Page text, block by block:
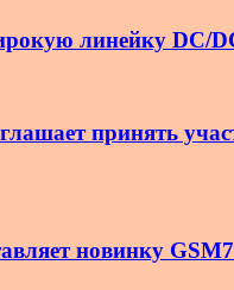
линейку DC/
принять
новинку